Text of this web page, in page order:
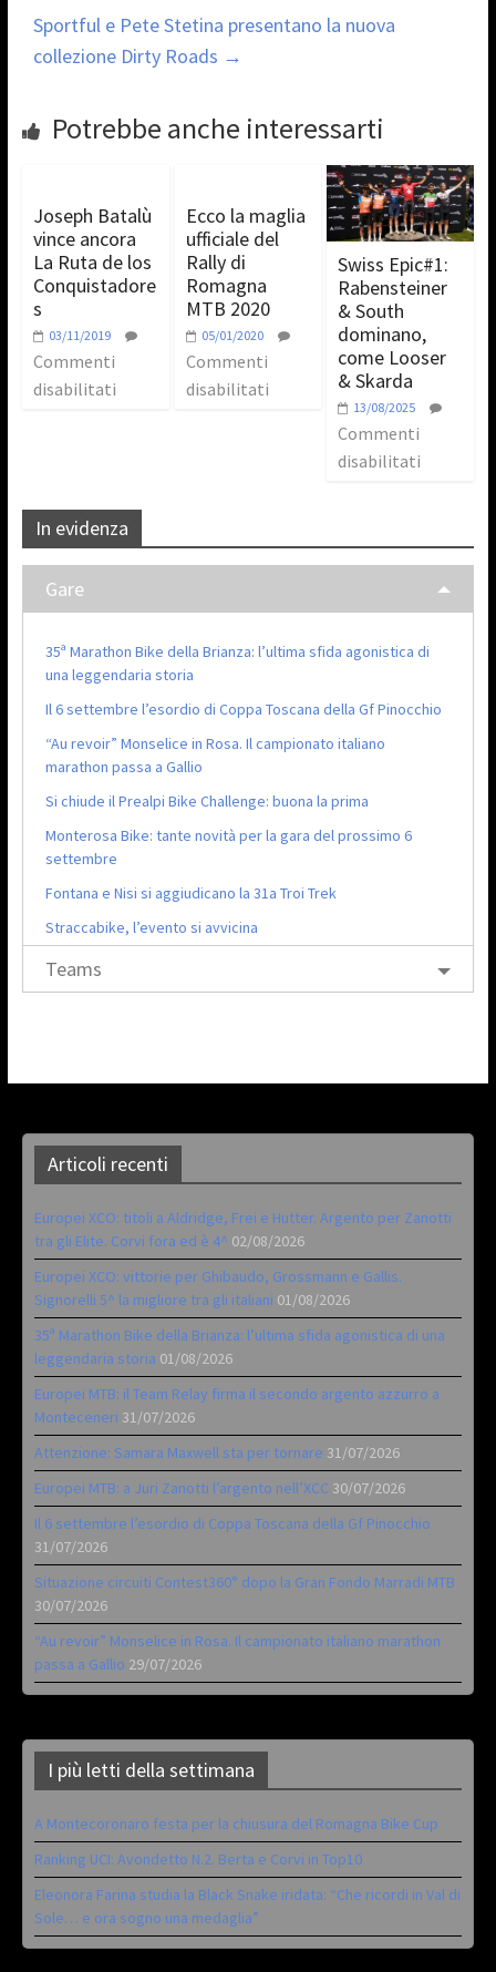
Sportful e Pete Stetina presentano la nuova
collezione Dirty Roads →
Potrebbe anche interessarti
Joseph Batalù
vince ancora
La Ruta de los
Conquistadore
s
03/11/2019
Commenti
disabilitati
Ecco la maglia
ufficiale del
Rally di
Romagna
MTB 2020
05/01/2020
Commenti
disabilitati
Swiss Epic#1:
Rabensteiner
& South
dominano,
come Looser
& Skarda
13/08/2025
Commenti
disabilitati
In evidenza
Gare
35ª Marathon Bike della Brianza: l’ultima sfida agonistica di
una leggendaria storia
Il 6 settembre l’esordio di Coppa Toscana della Gf Pinocchio
“Au revoir” Monselice in Rosa. Il campionato italiano
marathon passa a Gallio
Si chiude il Prealpi Bike Challenge: buona la prima
Monterosa Bike: tante novità per la gara del prossimo 6
settembre
Fontana e Nisi si aggiudicano la 31a Troi Trek
Straccabike, l’evento si avvicina
Teams
Articoli recenti
Europei XCO: titoli a Aldridge, Frei e Hutter. Argento per Zanotti
tra gli Elite. Corvi fora ed è 4^ 02/08/2026
Europei XCO: vittorie per Ghibaudo, Grossmann e Gallis.
Signorelli 5^ la migliore tra gli italiani 01/08/2026
35ª Marathon Bike della Brianza: l’ultima sfida agonistica di una
leggendaria storia 01/08/2026
Europei MTB: il Team Relay firma il secondo argento azzurro a
Monteceneri 31/07/2026
Attenzione: Samara Maxwell sta per tornare 31/07/2026
Europei MTB: a Juri Zanotti l’argento nell’XCC 30/07/2026
Il 6 settembre l’esordio di Coppa Toscana della Gf Pinocchio
31/07/2026
Situazione circuiti Contest360° dopo la Gran Fondo Marradi MTB
30/07/2026
“Au revoir” Monselice in Rosa. Il campionato italiano marathon
passa a Gallio 29/07/2026
I più letti della settimana
A Montecoronaro festa per la chiusura del Romagna Bike Cup
Ranking UCI: Avondetto N.2. Berta e Corvi in Top10
Eleonora Farina studia la Black Snake iridata: “Che ricordi in Val di
Sole… e ora sogno una medaglia”